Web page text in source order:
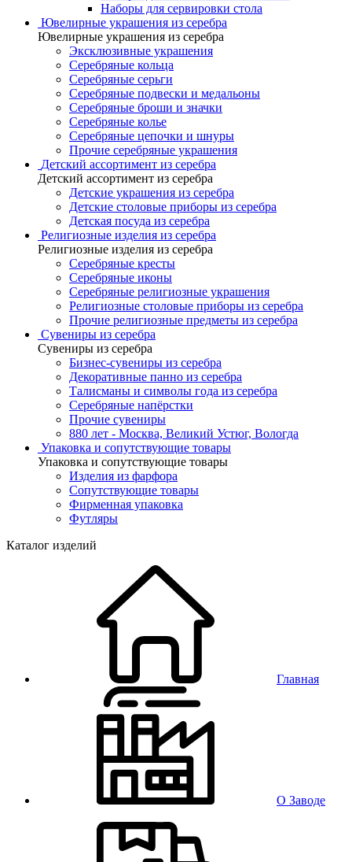
Наборы для сервировки стола
Ювелирные украшения из серебра
Ювелирные украшения из серебра
Эксклюзивные украшения
Серебряные кольца
Серебряные серьги
Серебряные подвески и медальоны
Серебряные броши и значки
Серебряные колье
Серебряные цепочки и шнуры
Прочие серебряные украшения
Детский ассортимент из серебра
Детский ассортимент из серебра
Детские украшения из серебра
Детские столовые приборы из серебра
Детская посуда из серебра
Религиозные изделия из серебра
Религиозные изделия из серебра
Серебряные кресты
Серебряные иконы
Серебряные религиозные украшения
Религиозные столовые приборы из серебра
Прочие религиозные предметы из серебра
Сувениры из серебра
Сувениры из серебра
Бизнес-сувениры из серебра
Декоративные панно из серебра
Талисманы и символы года из серебра
Серебряные напёрстки
Прочие сувениры
880 лет - Москва, Великий Устюг, Вологда
Упаковка и сопутствующие товары
Упаковка и сопутствующие товары
Изделия из фарфора
Сопутствующие товары
Фирменная упаковка
Футляры
Каталог изделий
Главная
О Заводе